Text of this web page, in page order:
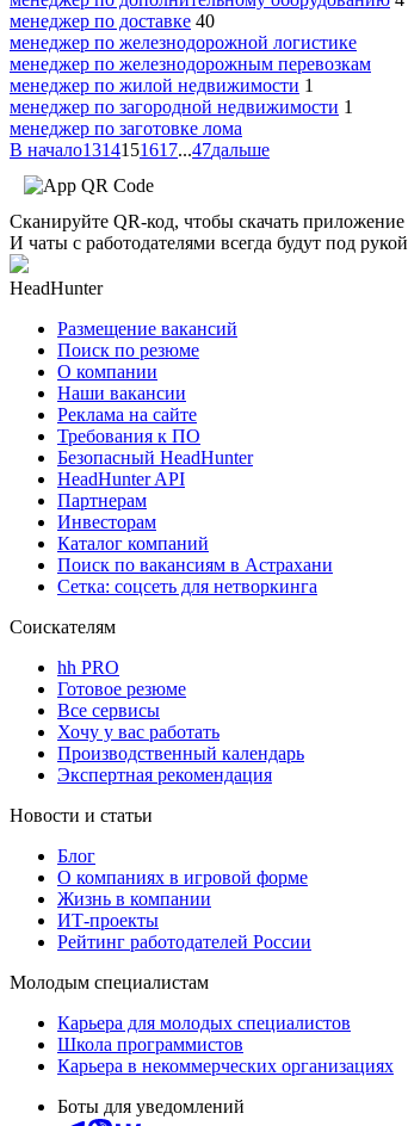
менеджер по доставке 40
менеджер по железнодорожной логистике
менеджер по железнодорожным перевозкам
менеджер по жилой недвижимости 1
менеджер по загородной недвижимости 1
менеджер по заготовке лома
В начало1314151617...47дальше
Сканируйте QR-код, чтобы скачать приложение
И чаты с работодателями всегда будут под рукой
HeadHunter
Размещение вакансий
Поиск по резюме
О компании
Наши вакансии
Реклама на сайте
Требования к ПО
Безопасный HeadHunter
HeadHunter API
Партнерам
Инвесторам
Каталог компаний
Поиск по вакансиям в Астрахани
Сетка: соцсеть для нетворкинга
Соискателям
hh PRO
Готовое резюме
Все сервисы
Хочу у вас работать
Производственный календарь
Экспертная рекомендация
Новости и статьи
Блог
О компаниях в игровой форме
Жизнь в компании
ИТ-проекты
Рейтинг работодателей России
Молодым специалистам
Карьера для молодых специалистов
Школа программистов
Карьера в некоммерческих организациях
Боты для уведомлений